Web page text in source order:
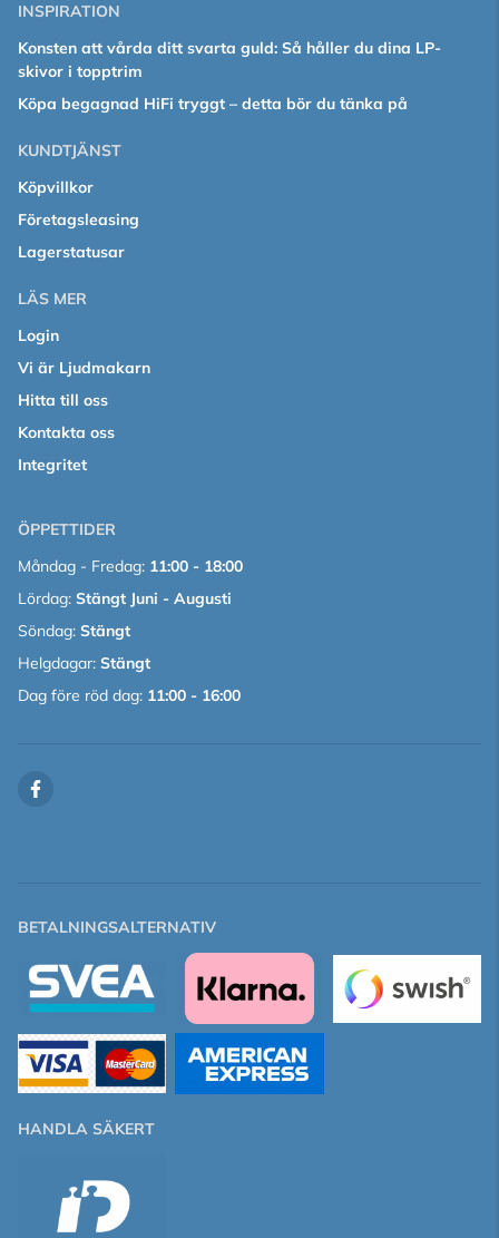
INSPIRATION
Konsten att vårda ditt svarta guld: Så håller du dina LP-
skivor i topptrim
Köpa begagnad HiFi tryggt – detta bör du tänka på
KUNDTJÄNST
Köpvillkor
Företagsleasing
Lagerstatusar
LÄS MER
Login
Vi är Ljudmakarn
Hitta till oss
Kontakta oss
Integritet
ÖPPETTIDER
Måndag - Fredag: 11:00 - 18:00
Lördag: Stängt Juni - Augusti
Söndag: Stängt
Helgdagar: Stängt
Dag före röd dag: 11:00 - 16:00
BETALNINGSALTERNATIV
HANDLA SÄKERT